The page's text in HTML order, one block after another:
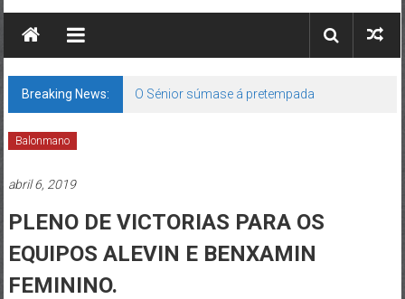
Breaking News: O Sénior súmase á pretempada
Balonmano
abril 6, 2019
PLENO DE VICTORIAS PARA OS
EQUIPOS ALEVIN E BENXAMIN
FEMININO.